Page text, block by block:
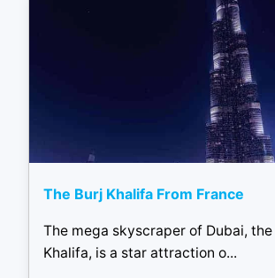
The Burj Khalifa From France
The mega skyscraper of Dubai, the
Khalifa, is a star attraction o...